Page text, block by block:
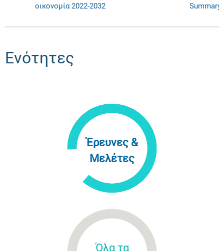
οικονομία 2022-2032 Summary
Ενότητες
Έρευνες &
Μελέτες
Όλα τα